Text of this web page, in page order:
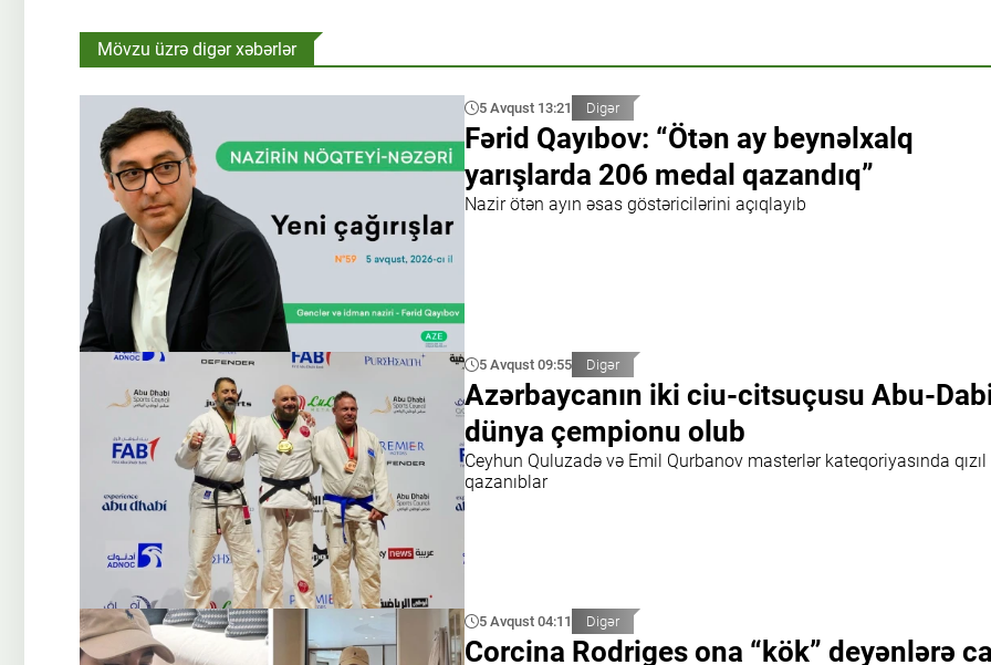
Mövzu üzrə digər xəbərlər
5 Avqust 13:21 Digər
Fərid Qayıbov: “Ötən ay beynəlxalq
yarışlarda 206 medal qazandıq”
Nazir ötən ayın əsas göstəricilərini açıqlayıb
5 Avqust 09:55 Digər
Azərbaycanın iki ciu-citsuçusu Abu-
dünya çempionu olub
Ceyhun Quluzadə və Emil Qurbanov masterlər kateqoriyasında
qazanıblar
5 Avqust 04:11 Digər
Corcina Rodriges ona “kök” deyənlərə